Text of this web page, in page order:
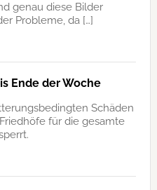
genau diese Bilder
Probleme, da […]
Ende der Woche
Schäden
für die gesamte